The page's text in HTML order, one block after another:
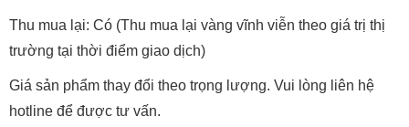
Thu mua lại: Có (Thu mua lại vàng vĩnh viễn theo giá trị thị
trường tại thời điểm giao dịch)
Giá sản phẩm thay đổi theo trọng lượng. Vui lòng liên hệ
hotline để được tư vấn.